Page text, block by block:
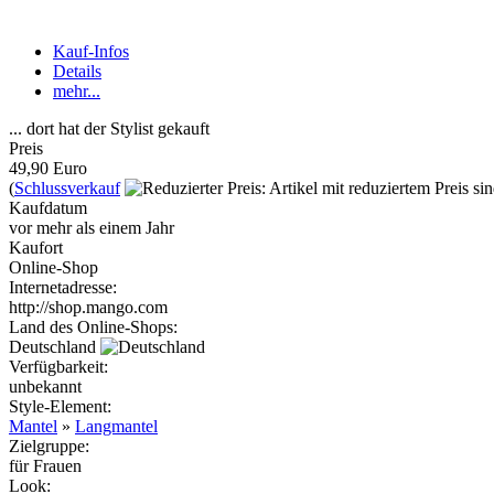
Kauf-Infos
Details
mehr...
... dort hat der Stylist gekauft
Preis
49,90 Euro
(Schlussverkauf
Kaufdatum
vor mehr als einem Jahr
Kaufort
Online-Shop
Internetadresse:
http://shop.mango.com
Land des Online-Shops:
Deutschland
Verfügbarkeit:
unbekannt
Style-Element:
Mantel » Langmantel
Zielgruppe:
für Frauen
Look: